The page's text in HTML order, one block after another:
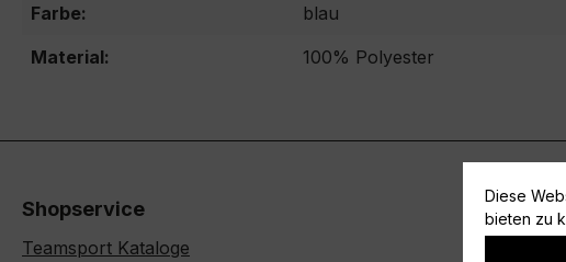
Farbe:
blau
Material:
100% Polyester
Shopservice
Teamsport Kataloge
Diese
bieten zu